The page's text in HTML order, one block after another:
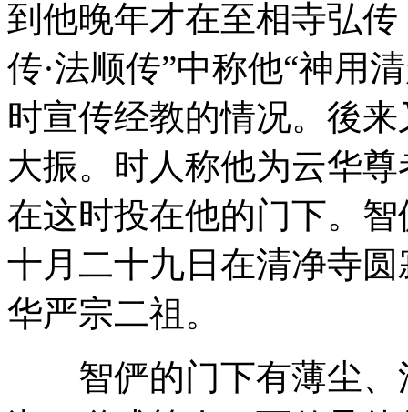
到他晚年才在至相寺弘
传·法顺传”中称他“神用
时宣传经教的情况。後
大振。时人称他为云华
在这时投在他的门下。
十月二十九日在清净寺
华严宗二祖。
智俨的门下有薄尘、